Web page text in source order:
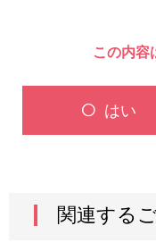
この内容
はい
関連する